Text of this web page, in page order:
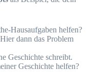
Hausaufgaben helfen?
dann das Problem
Geschichte schreibt.
Geschichte helfen?